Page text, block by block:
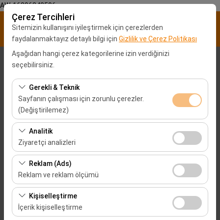
AW-16896840596
Çerez Tercihleri
Sitemizin kullanışını iyileştirmek için çerezlerden
faydalanmaktayız detaylı bilgi için Gizlilik ve Çerez Politikası
Aşağıdan hangi çerez kategorilerine izin verdiğinizi
seçebilirsiniz.
Gerekli & Teknik
Sayfanın çalışması için zorunlu çerezler.
(Değiştirilemez)
Bu çerezler sitenin doğru şekilde çalışması, güvenlik,
oturum yönetimi ve temel işlevler için gereklidir. Devre
dışı bırakılamaz.
Analitik
Ziyaretçi analizleri
Bu çerezler, sitemizin nasıl kullanıldığını (ziyaretçi sayısı,
en çok ziyaret edilen sayfalar, kullanıcı davranışları)
analiz etmemizi sağlar. Bu veriler, web sitesi
performansını ölçmek ve kullanıcı deneyimini sürekli
iyileştirmek için kullanılır.
Reklam (Ads)
Reklam ve reklam ölçümü
Bu çerezler, size ilgi alanlarınıza uygun kişiselleştirilmiş
reklamlar göstermemize ve reklam kampanyalarımızın
etkinliğini (gösterim sayısı, tıklama oranı) ölçmemize
Kişiselleştirme
İçerik kişiselleştirme
Alış Lokasyonu
Malatya Şehir merkezi
Aracı farklı bir lokasyona bırakacağım
Alış Tarih & Saat
09:00
Bırakış Tarih & Saat